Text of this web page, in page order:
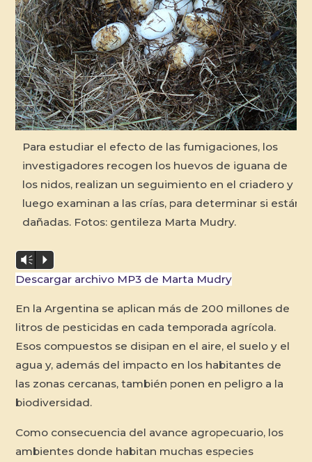
Para estudiar el efecto de las fumigaciones, los
investigadores recogen los huevos de iguana de
los nidos, realizan un seguimiento en el criadero y
luego examinan a las crías, para determinar si están
dañadas. Fotos: gentileza Marta Mudry.
A partir del Proyecto Iguana, puesto en marcha en
2007, se logró una importante recuperación de las
poblaciones naturales de esta especie. Fotos:
gentileza Marta Mudry.
Vm P
Descargar archivo MP3 de Marta Mudry
En la Argentina se aplican más de 200 millones de
litros de pesticidas en cada temporada agrícola.
Esos compuestos se disipan en el aire, el suelo y el
agua y, además del impacto en los habitantes de
las zonas cercanas, también ponen en peligro a la
biodiversidad.
Como consecuencia del avance agropecuario, los
ambientes donde habitan muchas especies